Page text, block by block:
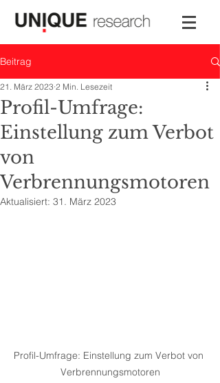
Beitrag
Profil-Umfrage:
Einstellung zum Verbot
von
Verbrennungsmotoren
21. März 2023 2 Min. Lesezeit
Aktualisiert: 31. März 2023
Profil-Umfrage: Einstellung zum Verbot von
Verbrennungsmotoren